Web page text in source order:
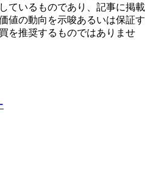
ているものであり、記事に掲載
値の動向を示唆あるいは保証す
を推奨するものではありませ